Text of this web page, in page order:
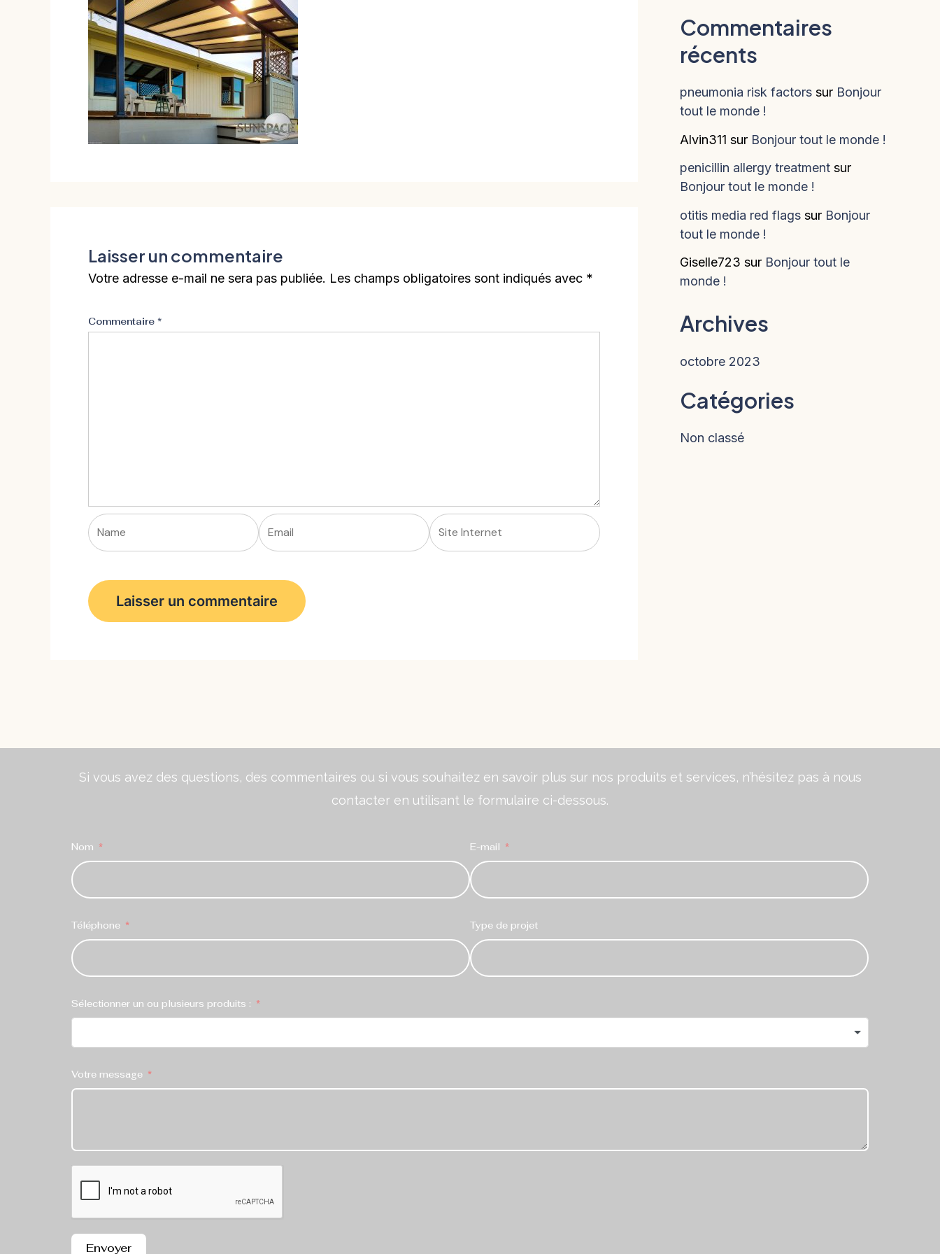
Laisser un commentaire
Votre adresse e-mail ne sera pas publiée. Les champs obligatoires sont indiqués avec *
Commentaire *
Name Email
Site
Internet
Commentaires
récents
pneumonia risk factors sur Bonjour
tout le monde !
Alvin311 sur Bonjour tout le monde !
penicillin allergy treatment sur
Bonjour tout le monde !
otitis media red flags sur Bonjour
tout le monde !
Giselle723 sur Bonjour tout le
monde !
Archives
octobre 2023
Catégories
Non classé
Si vous avez des questions, des commentaires ou si vous souhaitez en savoir plus sur nos produits et services, n’hésitez pas à nous
contacter en utilisant le formulaire ci-dessous.
Nom E-mail
Téléphone Type de projet
Sélectionner un ou plusieurs produits :
Votre message
Envoyer